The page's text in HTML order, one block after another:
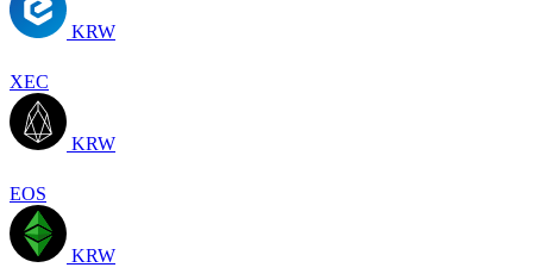
KRW
XEC
KRW
EOS
KRW